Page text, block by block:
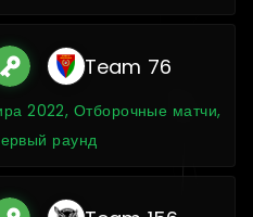
Team 76
2022, Отборочные матчи,
раунд